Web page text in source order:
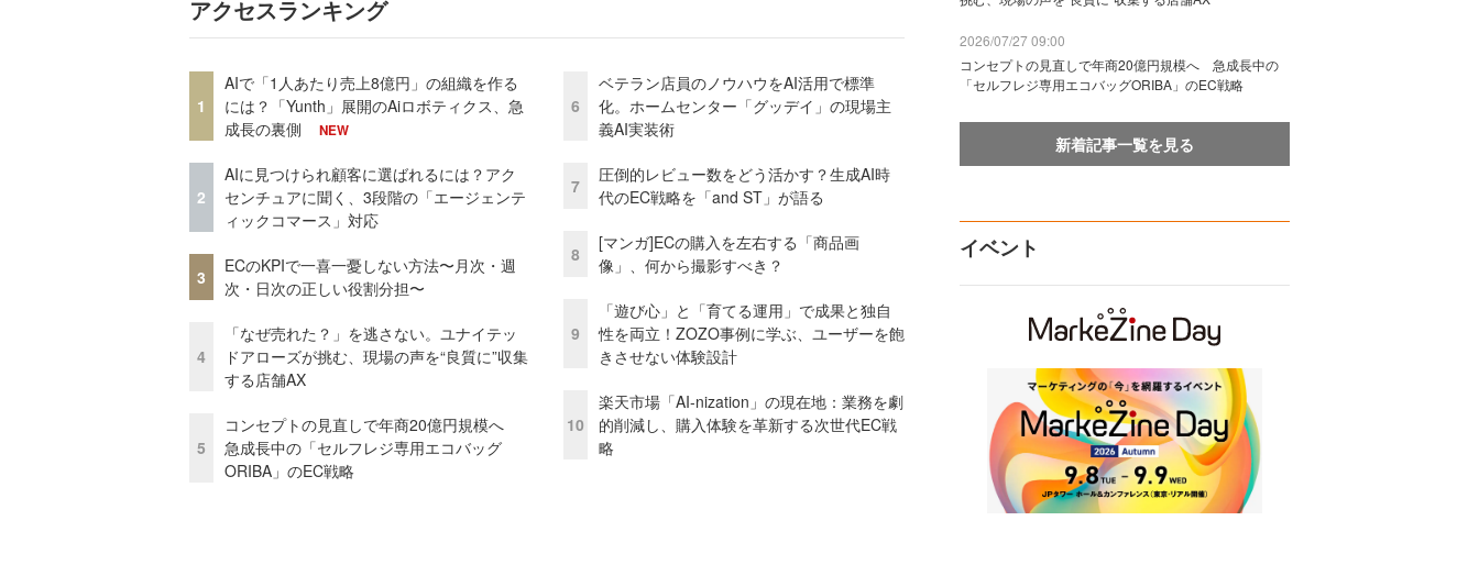
アクセスランキング
1
AIで「1人あたり売上8億円」の組織を作る
には？「Yunth」展開のAiロボティクス、急
成長の裏側
NEW
2
AIに見つけられ顧客に選ばれるには？アク
センチュアに聞く、3段階の「エージェンテ
ィックコマース」対応
3
ECのKPIで一喜一憂しない方法〜月次・週
次・日次の正しい役割分担〜
4
「なぜ売れた？」を逃さない。ユナイテッ
ドアローズが挑む、現場の声を“良質に”収集
する店舗AX
5
コンセプトの見直しで年商20億円規模へ
急成長中の「セルフレジ専用エコバッグ
ORIBA」のEC戦略
6
ベテラン店員のノウハウをAI活用で標準
化。ホームセンター「グッデイ」の現場主
義AI実装術
7
圧倒的レビュー数をどう活かす？生成AI時
代のEC戦略を「and ST」が語る
8
[マンガ]ECの購入を左右する「商品画
像」、何から撮影すべき？
9
「遊び心」と「育てる運用」で成果と独自
性を両立！ZOZO事例に学ぶ、ユーザーを飽
きさせない体験設計
10
楽天市場「AI-nization」の現在地：業務を劇
的削減し、購入体験を革新する次世代EC戦
略
2026/07/27 09:00
コンセプトの見直しで年商20億円規模へ 急成長中の
「セルフレジ専用エコバッグORIBA」のEC戦略
新着記事一覧を見る
イベント